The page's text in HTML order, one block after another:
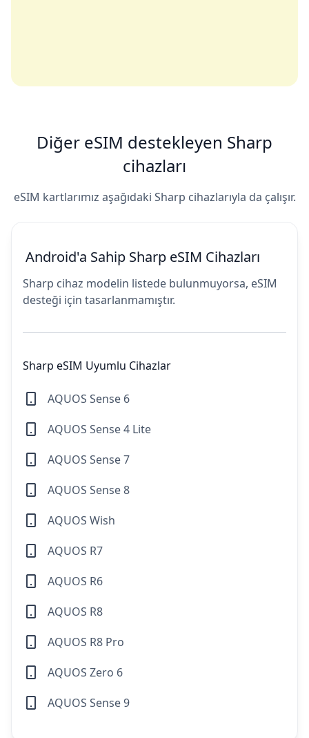
Diğer eSIM destekleyen Sharp
cihazları
eSIM kartlarımız aşağıdaki Sharp cihazlarıyla da çalışır.
Android'a Sahip Sharp eSIM Cihazları
Sharp cihaz modelin listede bulunmuyorsa, eSIM
desteği için tasarlanmamıştır.
Sharp eSIM Uyumlu Cihazlar
AQUOS Sense 6
AQUOS Sense 4 Lite
AQUOS Sense 7
AQUOS Sense 8
AQUOS Wish
AQUOS R7
AQUOS R6
AQUOS R8
AQUOS R8 Pro
AQUOS Zero 6
AQUOS Sense 9